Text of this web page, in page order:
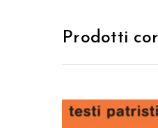
Prodotti